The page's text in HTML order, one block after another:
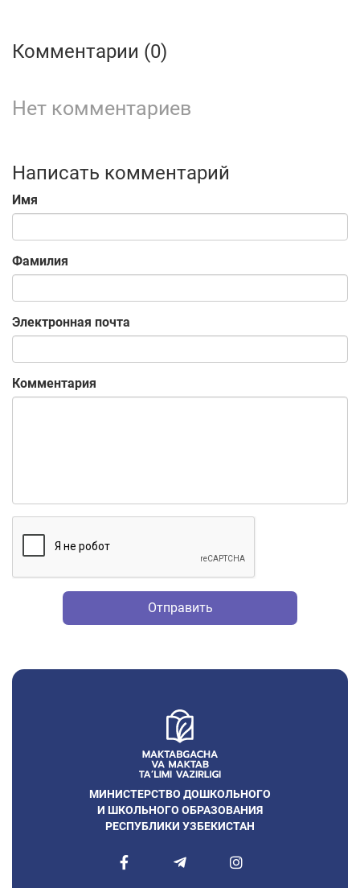
Комментарии (0)
Нет комментариев
Написать комментарий
Имя
Фамилия
Электронная почта
Комментария
Отправить
МИНИСТЕРСТВО ДОШКОЛЬНОГО
И ШКОЛЬНОГО ОБРАЗОВАНИЯ
РЕСПУБЛИКИ УЗБЕКИСТАН